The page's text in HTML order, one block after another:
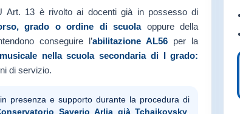
Art. 13 è rivolto ai docenti già in possesso di
grado o ordine di scuolaoppure della
conseguire l’abilitazione AL56 per la
nella scuola secondaria di I grado:
di servizio.
presenza e supporto durante la procedura di
Saverio Arlia già Tchaikovsky,